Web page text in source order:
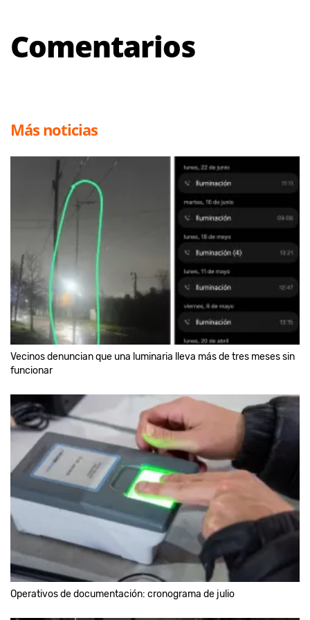
Comentarios
Más noticias
Vecinos denuncian que una luminaria lleva más de tres meses sin
funcionar
Operativos de documentación: cronograma de julio